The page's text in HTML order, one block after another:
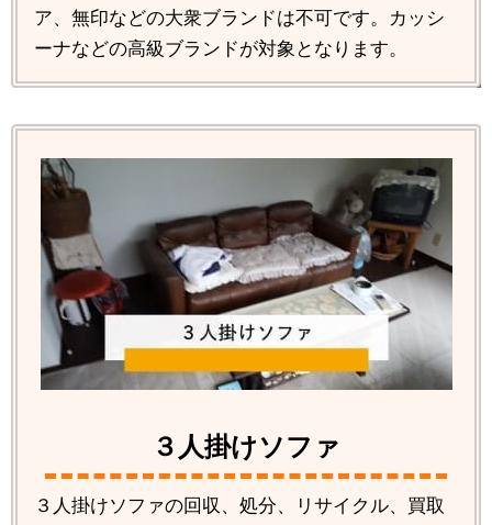
ア、無印などの大衆ブランドは不可です。カッシ
ーナなどの高級ブランドが対象となります。
３人掛けソファ
３人掛けソファの回収、処分、リサイクル、買取